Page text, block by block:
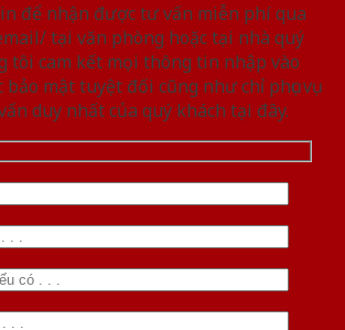
để nhận được tư vấn miễn phí qua
tại văn phòng hoặc tại nhà quý
tôi cam kết mọi thông tin nhập vào
mật tuyệt đối cũng như chỉ phục vụ
duy nhất của quý khách tại đây.